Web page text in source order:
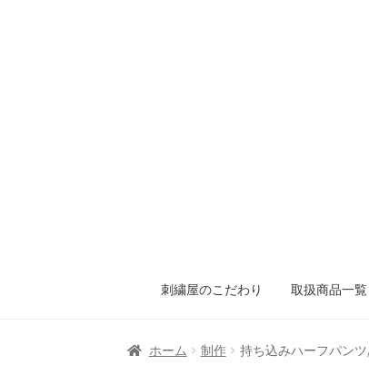
刺繍屋のこだわり 取扱商品一覧
ホーム 制作 持ち込みハーフパン